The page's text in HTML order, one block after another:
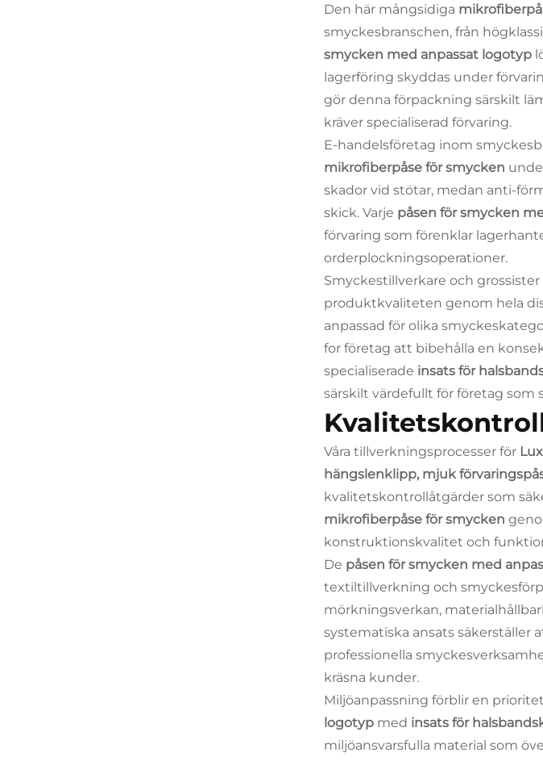
Den här mångsidiga
smyckesbranschen, från
smycken med anpassat logotyp
lagerföring skyddas under
gör denna förpackning särskilt
kräver specialiserad förvaring.
E-handelsföretag inom
mikrofiberpåse för smycken
skador vid stötar, medan anti-
skick. Varje påsen för smycken
förvaring som förenklar
orderplockningsoperationer.
Smyckestillverkare och
produktkvaliteten genom hela
anpassad för olika
for företag att bibehålla en
specialiserade insats för
särskilt värdefullt för företag som
Våra tillverkningsprocesser för
hängslenklipp, mjuk
kvalitetskontrollåtgärder som
mikrofiberpåse för smycken
konstruktionskvalitet och
De påsen för smycken med
textiltillverkning och
mörkningsverkan,
systematiska ansats säkerställer
professionella
kräsna kunder.
Miljöanpassning förblir en
logotyp med insats för
miljöansvarsfulla material som